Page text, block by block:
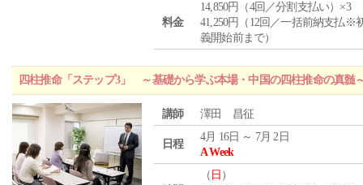
料金
14,850円（4回／分割支払い）×3
41,250円（12回／一括前納支払※
義開始前まで）
四柱推命「ステップ3」 ～基礎から学ぶ本場・中国の四柱推命の真髄
講師 澤田 昌征
日程
4月 16日 ～ 7月 2日
A Week
（ 日 ）